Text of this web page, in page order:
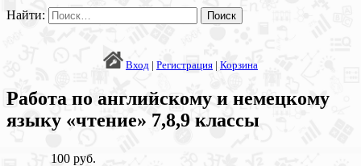
Найти:
Вход | Регистрация | Корзина
Работа по английскому и немецкому
языку «чтение» 7,8,9 классы
100 руб.